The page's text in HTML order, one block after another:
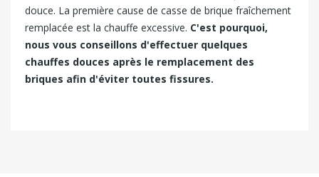
douce. La première cause de casse de brique fraîchement
remplacée est la chauffe excessive. C'est pourquoi,
nous vous conseillons d'effectuer quelques
chauffes douces après le remplacement des
briques afin d'éviter toutes fissures.